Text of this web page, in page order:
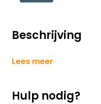
Beschrijving
Lees meer
Hulp nodig?